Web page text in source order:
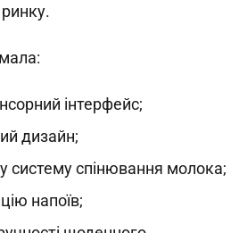
інтерфейс;
дизайн;
систему спінювання молока;
напоїв;